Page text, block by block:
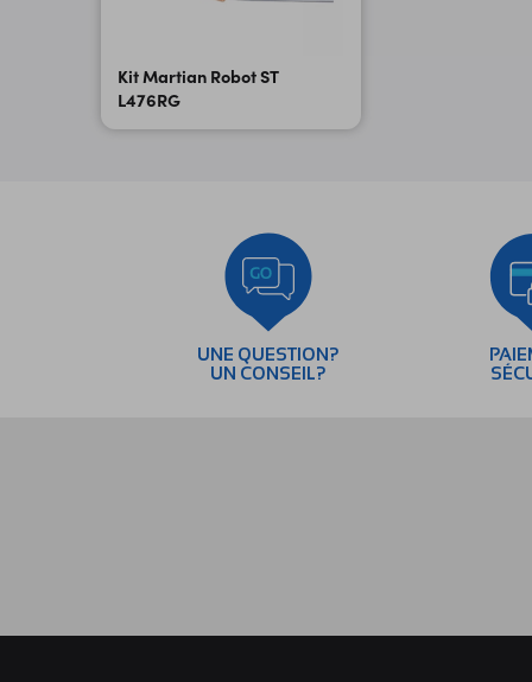
Kit Martian Robot ST
L476RG
UNE QUESTION?
UN CONSEIL?